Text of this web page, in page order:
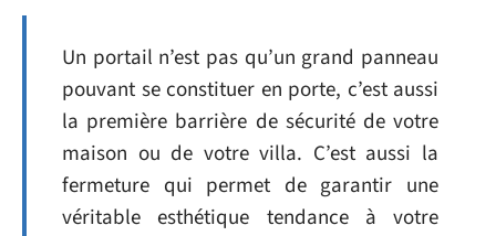
Un portail n’est pas qu’un grand panneau
pouvant se constituer en porte, c’est aussi
la première barrière de sécurité de votre
maison ou de votre villa. C’est aussi la
fermeture qui permet de garantir une
véritable esthétique tendance à votre